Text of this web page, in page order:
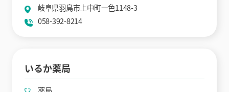
岐阜県羽島市上中町一色1148-3
058-392-8214
いるか薬局